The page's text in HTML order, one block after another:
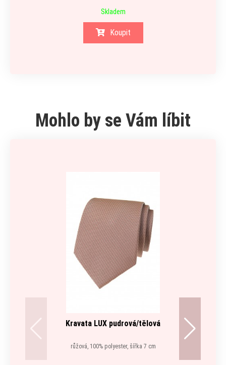
Skladem
Koupit
Mohlo by se Vám líbit
Kravata LUX pudrová/tělová
růžová, 100% polyester, šířka 7 cm